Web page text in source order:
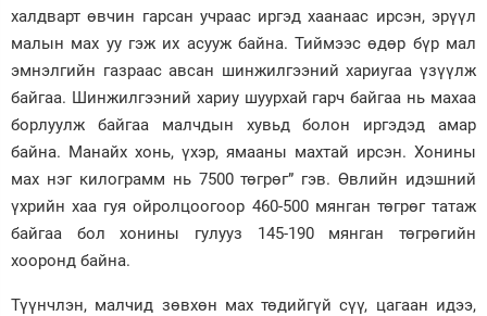
халдварт өвчин гарсан учраас иргэд хаанаас ирсэн, эрүүл
малын мах уу гэж их асууж байна. Тиймээс өдөр бүр мал
эмнэлгийн газраас авсан шинжилгээний хариугаа үзүүлж
байгаа. Шинжилгээний хариу шуурхай гарч байгаа нь махаа
борлуулж байгаа малчдын хувьд болон иргэдэд амар
байна. Манайх хонь, үхэр, ямааны махтай ирсэн. Хонины
мах нэг килограмм нь 7500 төгрөг” гэв. Өвлийн идэшний
үхрийн хаа гуя ойролцоогоор 460-500 мянган төгрөг татаж
байгаа бол хонины гулууз 145-190 мянган төгрөгийн
хооронд байна.
Түүнчлэн, малчид зөвхөн мах төдийгүй сүү, цагаан идээ,